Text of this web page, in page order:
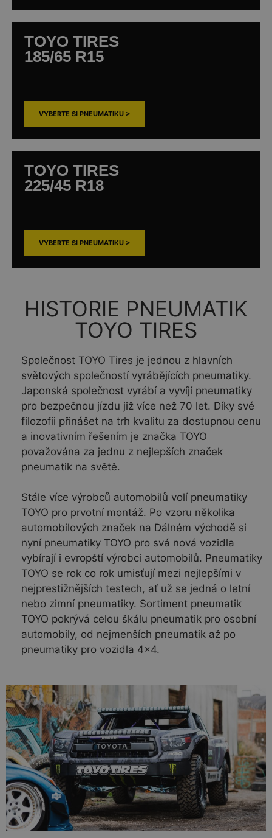
TOYO TIRES
185/65 R15
VYBERTE SI PNEUMATIKU >
TOYO TIRES
225/45 R18
VYBERTE SI PNEUMATIKU >
HISTORIE PNEUMATIK
TOYO TIRES
Společnost TOYO Tires je jednou z hlavních
světových společností vyrábějících pneumatiky.
Japonská společnost vyrábí a vyvíjí pneumatiky
pro bezpečnou jízdu již více než 70 let. Díky své
filozofii přinášet na trh kvalitu za dostupnou cenu
a inovativním řešením je značka TOYO
považována za jednu z nejlepších značek
pneumatik na světě.
Stále více výrobců automobilů volí pneumatiky
TOYO pro prvotní montáž. Po vzoru několika
automobilových značek na Dálném východě si
nyní pneumatiky TOYO pro svá nová vozidla
vybírají i evropští výrobci automobilů. Pneumatiky
TOYO se rok co rok umisťují mezi nejlepšími v
nejprestižnějších testech, ať už se jedná o letní
nebo zimní pneumatiky. Sortiment pneumatik
TOYO pokrývá celou škálu pneumatik pro osobní
automobily, od nejmenších pneumatik až po
pneumatiky pro vozidla 4×4.